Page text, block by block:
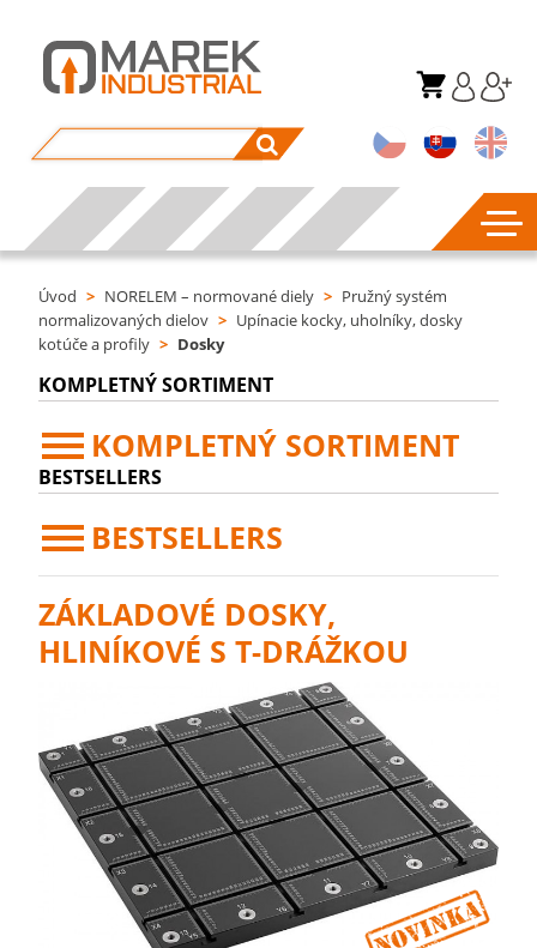
Úvod > NORELEM – normované diely > Pružný systém
normalizovaných dielov > Upínacie kocky, uholníky, dosky
kotúče a profily > Dosky
KOMPLETNÝ SORTIMENT
KOMPLETNÝ SORTIMENT
BESTSELLERS
BESTSELLERS
ZÁKLADOVÉ DOSKY,
HLINÍKOVÉ S T-DRÁŽKOU